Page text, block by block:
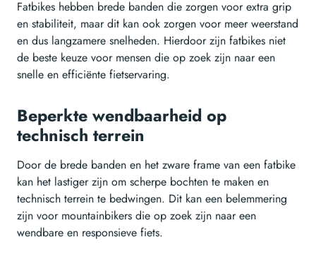
Fatbikes hebben brede banden die zorgen voor extra grip
en stabiliteit, maar dit kan ook zorgen voor meer weerstand
en dus langzamere snelheden. Hierdoor zijn fatbikes niet
de beste keuze voor mensen die op zoek zijn naar een
snelle en efficiënte fietservaring.
Beperkte wendbaarheid op
technisch terrein
Door de brede banden en het zware frame van een fatbike
kan het lastiger zijn om scherpe bochten te maken en
technisch terrein te bedwingen. Dit kan een belemmering
zijn voor mountainbikers die op zoek zijn naar een
wendbare en responsieve fiets.